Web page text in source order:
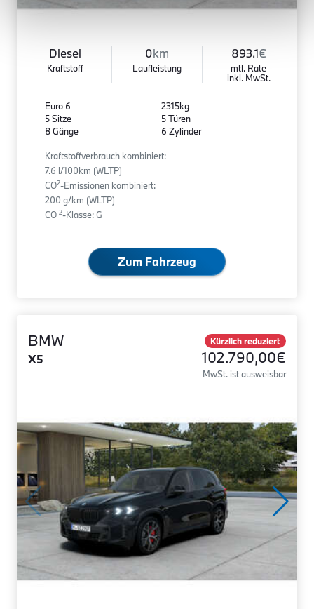
Diesel
Kraftstoff
0km
Laufleistung
893.1€
mtl. Rate
inkl. MwSt.
Euro 6
5 Sitze
8 Gänge
2315kg
5 Türen
6 Zylinder
Kraftstoffverbrauch kombiniert:
7.6 l/100km (WLTP)
CO2-Emissionen kombiniert:
200 g/km (WLTP)
CO 2-Klasse: G
Zum Fahrzeug
BMW
X5
Kürzlich reduziert
102.790,00€
MwSt. ist ausweisbar